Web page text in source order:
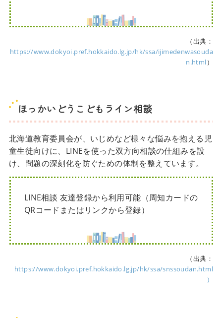
（出典：
https://www.dokyoi.pref.hokkaido.lg.jp/hk/ssa/ijimedenwasouda
n.html）
ほっかいどうこどもライン相談
北海道教育委員会が、いじめなど様々な悩みを抱える児
童生徒向けに、LINEを使った双方向相談の仕組みを設
け、問題の深刻化を防ぐための体制を整えています。
LINE相談 友達登録から利用可能（周知カードの
QRコードまたはリンクから登録）
（出典：
https://www.dokyoi.pref.hokkaido.lg.jp/hk/ssa/snssoudan.html
）